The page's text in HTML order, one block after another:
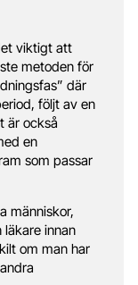
viktigt att
metoden för
där
följt av en
är också
en
som passar
människor,
innan
om man har